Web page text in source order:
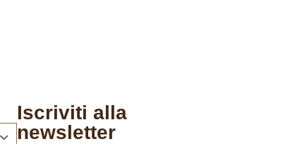
Iscriviti alla
newsletter